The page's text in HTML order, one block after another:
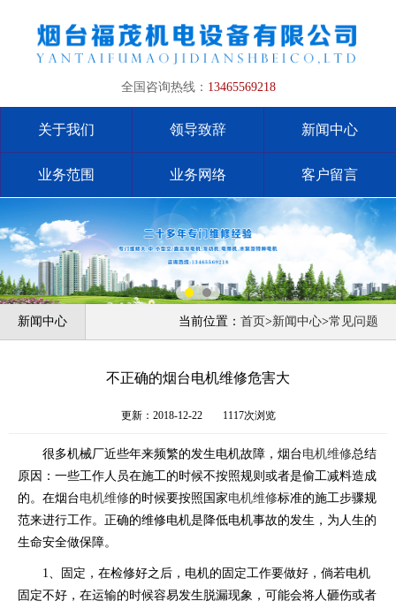
全国咨询热线： 13465569218
关于我们 领导致辞 新闻中心
业务范围 业务网络 客户留言
新闻中心 当前位置： 首页>新闻中心>常见问题
不正确的烟台电机维修危害大
更新：2018-12-22 1117次浏览
很多机械厂近些年来频繁的发生电机故障，烟台电机维修总结
原因：一些工作人员在施工的时候不按照规则或者是偷工减料造成
的。在烟台电机维修的时候要按照国家电机维修标准的施工步骤规
范来进行工作。正确的维修电机是降低电机事故的发生，为人生的
生命安全做保障。
1、固定，在检修好之后，电机的固定工作要做好，倘若电机
固定不好，在运输的时候容易发生脱漏现象，可能会将人砸伤或者